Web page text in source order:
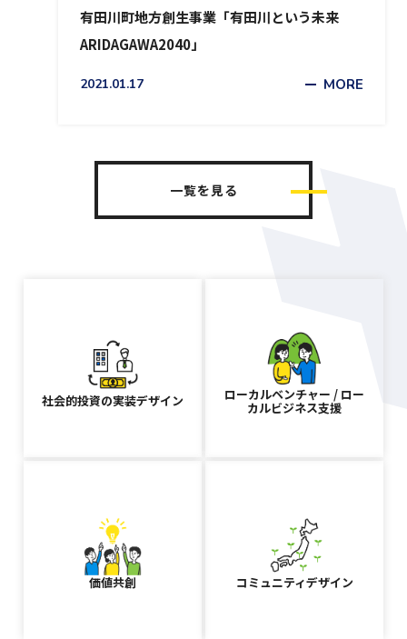
有田川町地方創生事業「有田川という未来
ARIDAGAWA2040」
2021.01.17 MORE
一覧を見る
社会的投資の実装デザイン ローカルベンチャー / ロー
カルビジネス支援
価値共創 コミュニティデザイン